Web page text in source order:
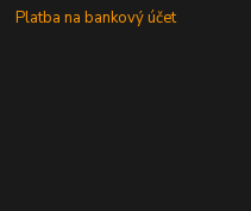
Platba na bankový účet